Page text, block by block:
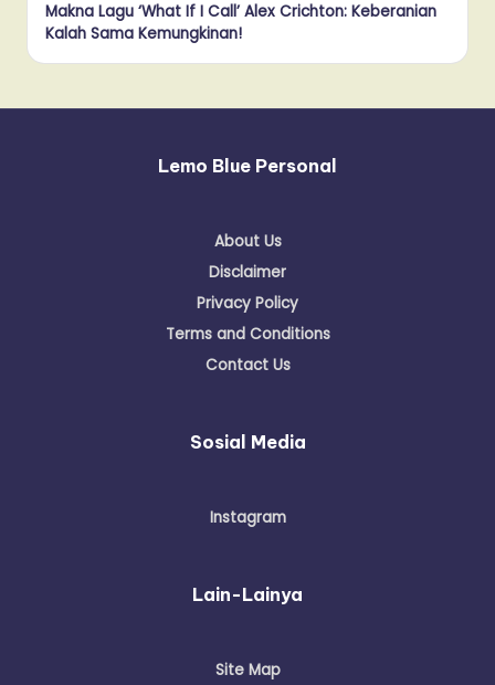
Makna Lagu ‘What If I Call’ Alex Crichton: Keberanian
Kalah Sama Kemungkinan!
Lemo Blue Personal
About Us
Disclaimer
Privacy Policy
Terms and Conditions
Contact Us
Sosial Media
Instagram
Lain-Lainya
Site Map